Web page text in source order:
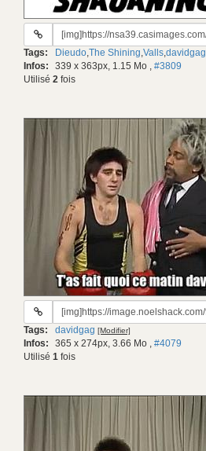
URL
gif:
Tags: Dieudo,The Shining,Valls,davidgag
Infos: 339 x 363px, 1.15 Mo , #3809
Utilisé 2 fois
URL
gif:
Tags: davidgag [Modifier]
Infos: 365 x 274px, 3.66 Mo , #4079
Utilisé 1 fois